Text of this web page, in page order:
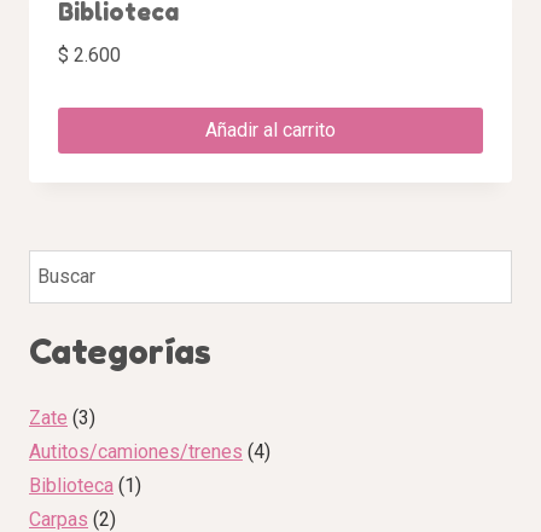
Biblioteca
$ 2.600
Añadir al carrito
Categorías
Autitos/camiones/trenes 4
Biblioteca 1
Carpas 2
Zate 3